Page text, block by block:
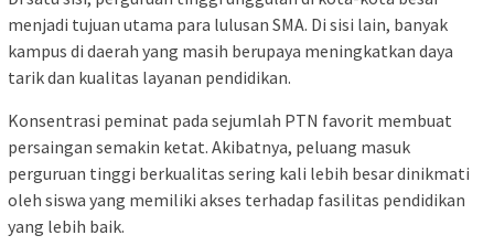
menjadi tujuan utama para lulusan SMA. Di sisi lain, banyak
kampus di daerah yang masih berupaya meningkatkan daya
tarik dan kualitas layanan pendidikan.
Konsentrasi peminat pada sejumlah PTN favorit membuat
persaingan semakin ketat. Akibatnya, peluang masuk
perguruan tinggi berkualitas sering kali lebih besar dinikmati
oleh siswa yang memiliki akses terhadap fasilitas pendidikan
yang lebih baik.